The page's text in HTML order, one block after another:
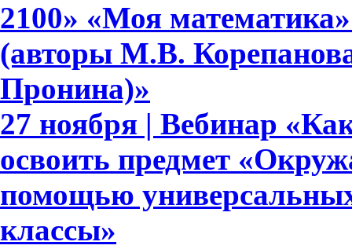
2100» «Моя
(авторы М.В.
Пронина)»
27 ноября | Вебинар
освоить предмет
помощью
классы»